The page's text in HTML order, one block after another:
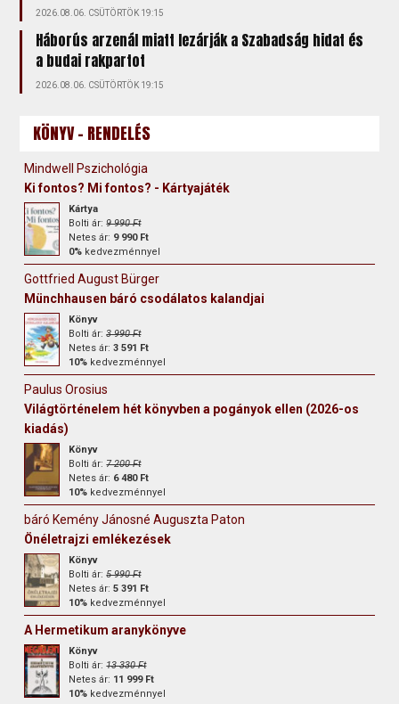
2026.08.06. CSÜTÖRTÖK 19:15
Háborús arzenál miatt lezárják a Szabadság hidat és
a budai rakpartot
2026.08.06. CSÜTÖRTÖK 19:15
KÖNYV - RENDELÉS
Mindwell Pszichológia
Ki fontos? Mi fontos? - Kártyajáték
Kártya
Bolti ár:9 990 Ft
Netes ár: 9 990 Ft
0% kedvezménnyel
Gottfried August Bürger
Münchhausen báró csodálatos kalandjai
Könyv
Bolti ár:3 990 Ft
Netes ár:3 591 Ft
10% kedvezménnyel
Paulus Orosius
Világtörténelem hét könyvben a pogányok ellen (2026-os
kiadás)
Könyv
Bolti ár:7 200 Ft
Netes ár: 6 480 Ft
10% kedvezménnyel
báró Kemény Jánosné Auguszta Paton
Önéletrajzi emlékezések
Könyv
Bolti ár:5 990 Ft
Netes ár:5 391 Ft
10% kedvezménnyel
A Hermetikum aranykönyve
Könyv
Bolti ár:13 330 Ft
Netes ár: 11 999 Ft
10% kedvezménnyel